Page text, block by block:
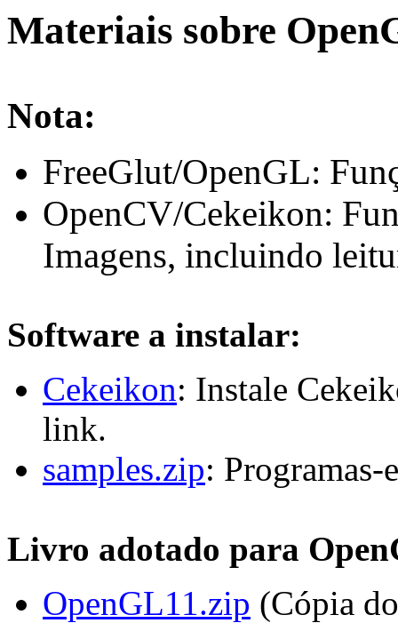
Materiais sobre
Nota:
FreeGlut/OpenGL:
OpenCV/Cekeikon:
Imagens, incluindo
Software a instalar:
Cekeikon: Instale
link.
samples.zip:
Livro adotado para
OpenGL11.zip (Cópia